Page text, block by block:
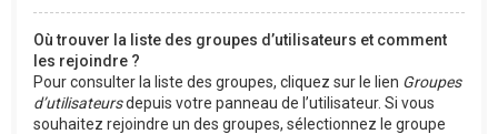
Où trouver la liste des groupes d’utilisateurs et comment
les rejoindre ?
Pour consulter la liste des groupes, cliquez sur le lien Groupes
d’utilisateursdepuis votre panneau de l’utilisateur. Si vous
souhaitez rejoindre un des groupes, sélectionnez le groupe